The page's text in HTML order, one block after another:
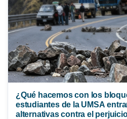
¿Qué hacemos con los
estudiantes de la UMSA
alternativas contra el